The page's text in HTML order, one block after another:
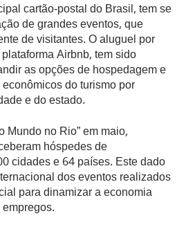
cartão-postal do Brasil, tem se
de grandes eventos, que
de visitantes. O aluguel por
Airbnb, tem sido
as opções de hospedagem e
do turismo por
e do estado.
Mundo no Rio” em maio,
hóspedes de
cidades e 64 países. Este dado
dos eventos realizados
para dinamizar a economia